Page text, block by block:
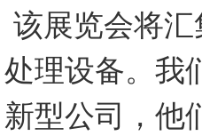
该展览会将
处理设备。我
新型公司，他